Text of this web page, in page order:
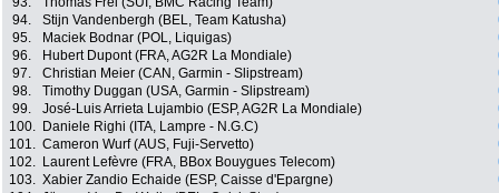
94.
Stijn Vandenbergh (BEL, Team Katusha)
95.
Maciek Bodnar (POL, Liquigas)
96.
Hubert Dupont (FRA, AG2R La Mondiale)
97.
Christian Meier (CAN, Garmin - Slipstream)
98.
Timothy Duggan (USA, Garmin - Slipstream)
99.
José-Luis Arrieta Lujambio (ESP, AG2R La Mondiale)
100.
Daniele Righi (ITA, Lampre - N.G.C)
101. Cameron Wurf (AUS, Fuji-Servetto)
102.
Laurent Lefèvre (FRA, BBox Bouygues Telecom)
103. Xabier Zandio Echaide (ESP, Caisse d'Epargne)